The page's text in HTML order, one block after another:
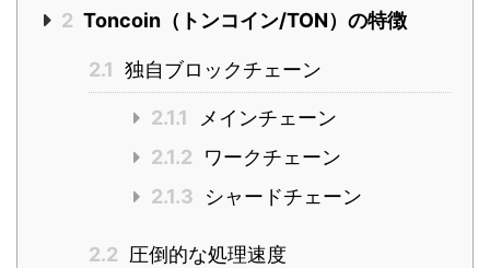
2 Toncoin（トンコイン/TON）の特徴
2.1 独自ブロックチェーン
2.1.1
メインチェーン
2.1.2
ワークチェーン
2.1.3
シャードチェーン
2.2 圧倒的な処理速度